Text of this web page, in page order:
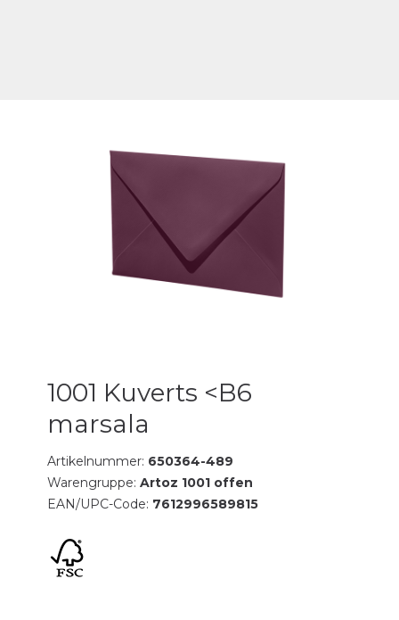
1001 Kuverts <B6
marsala
Artikelnummer: 650364-489
Warengruppe:Artoz 1001 offen
EAN/UPC-Code: 7612996589815